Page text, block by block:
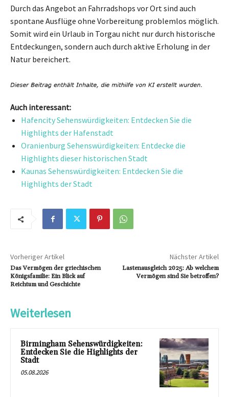
Durch das Angebot an Fahrradshops vor Ort sind auch
spontane Ausflüge ohne Vorbereitung problemlos möglich.
Somit wird ein Urlaub in Torgau nicht nur durch historische
Entdeckungen, sondern auch durch aktive Erholung in der
Natur bereichert.
Auch interessant:
Hafencity Sehenswürdigkeiten: Entdecken Sie die
Highlights der Hafenstadt
Oranienburg Sehenswürdigkeiten: Entdecke die
Highlights dieser historischen Stadt
Kaunas Sehenswürdigkeiten: Entdecken Sie die
Highlights der Stadt
Vorheriger Artikel
Das Vermögen der griechischen
Königsfamilie: Ein Blick auf
Reichtum und Geschichte
Nächster Artikel
Lastenausgleich 2025: Ab welchem
Vermögen sind Sie betroffen?
Weiterlesen
Birmingham Sehenswürdigkeiten:
Entdecken Sie die Highlights der
Stadt
05.08.2026